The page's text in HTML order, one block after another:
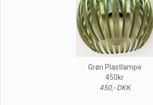
Grøn Plastlampe
450kr
450,- DKK